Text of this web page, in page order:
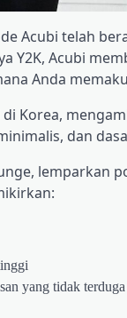
Acubi telah
Y2K, Acubi
Anda
Korea,
dan
yang tidak terduga